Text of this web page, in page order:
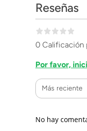
Reseñas
0 Calificación
Por favor,
Más reciente
No hay